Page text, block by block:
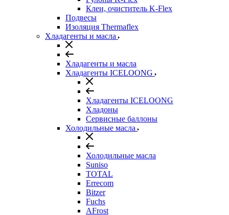
Клеи, очиститель K-Flex
Подвесы
Изоляция Thermaflex
Хладагенты и масла
Хладагенты и масла
Хладагенты ICELOONG
Хладагенты ICELOONG
Хладоны
Сервисные баллоны
Холодильные масла
Холодильные масла
Suniso
TOTAL
Errecom
Bitzer
Fuchs
AFrost